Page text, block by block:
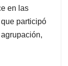
en las
participó